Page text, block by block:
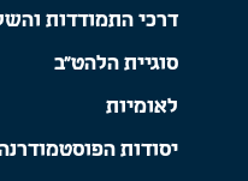
דרכי התמודדות
סוגיית הלהט"ב
לאומיות
יסודות